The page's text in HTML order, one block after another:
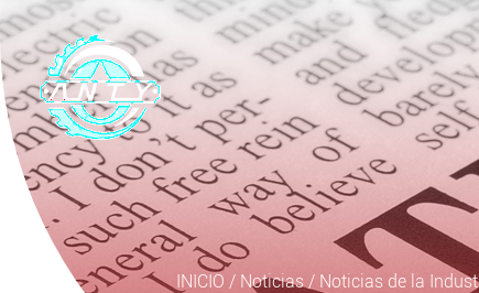
INICIO / Noticias/ Noticias de la